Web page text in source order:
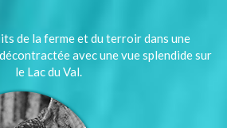
de la ferme et du terroir dans une
avec une vue splendide sur
le Lac du Val.